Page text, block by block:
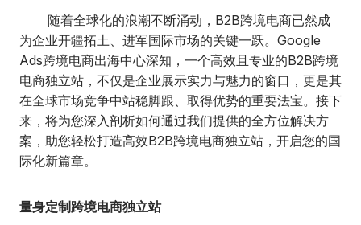
随着全球化的浪潮不断涌动，B2B跨境电商已然成
为企业开疆拓土、进军国际市场的关键一跃。Google
Ads跨境电商出海中心深知，一个高效且专业的B2B跨境
电商独立站，不仅是企业展示实力与魅力的窗口，更是其
在全球市场竞争中站稳脚跟、取得优势的重要法宝。接下
来，将为您深入剖析如何通过我们提供的全方位解决方
案，助您轻松打造高效B2B跨境电商独立站，开启您的国
际化新篇章。
量身定制跨境电商独立站